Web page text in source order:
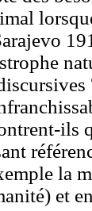
ils
la
et